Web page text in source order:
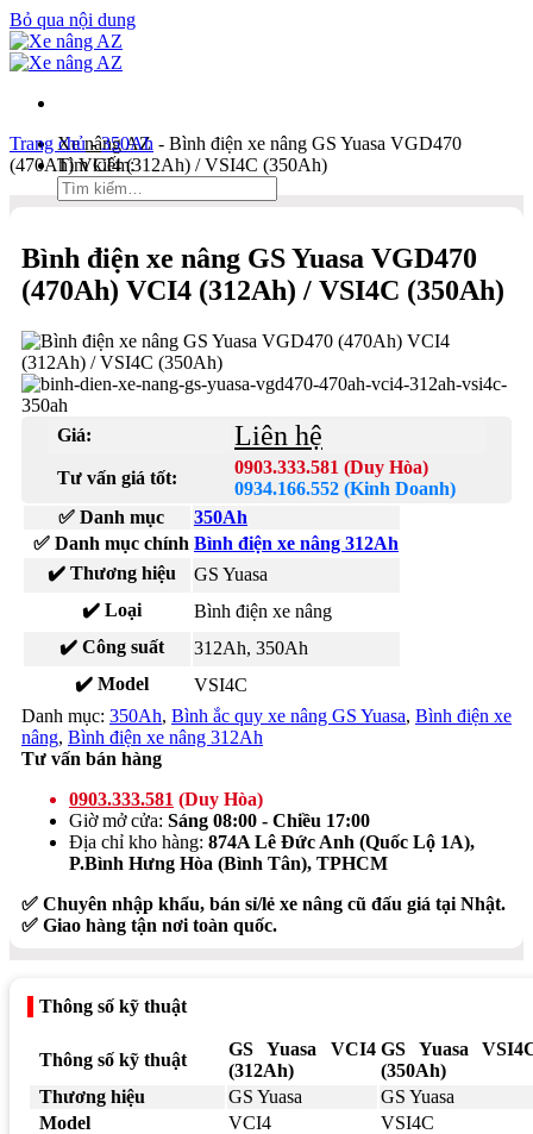
Bỏ qua nội dung
Xe nâng AZ
Tìm kiếm:
Duy Hòa
0903 333 581
Kinh Doanh
Bản đồ
Liên hệ
Tìm kiếm:
Trang chủ-350Ah - Bình điện xe nâng GS Yuasa VGD470
(470Ah) VCI4 (312Ah) / VSI4C (350Ah)
Bình điện xe nâng GS Yuasa VGD470
(470Ah) VCI4 (312Ah) / VSI4C (350Ah)
Giá: Liên hệ
Tư vấn giá tốt:
0903.333.581 (Duy Hòa)
0934.166.552 (Kinh Doanh)
✅ Danh mục
350Ah
✅ Danh mục chính Bình điện xe nâng 312Ah
✔️ Thương hiệu
GS Yuasa
✔️ Loại
Bình điện xe nâng
✔️ Công suất
312Ah, 350Ah
✔️ Model
VSI4C
Danh mục: 350Ah, Bình ắc quy xe nâng GS Yuasa, Bình điện xe
nâng, Bình điện xe nâng 312Ah
Tư vấn bán hàng
0903.333.581 (Duy Hòa)
Giờ mở cửa: Sáng 08:00 - Chiều 17:00
Địa chỉ kho hàng: 874A Lê Đức Anh (Quốc Lộ 1A),
P.Bình Hưng Hòa (Bình Tân), TPHCM
✅ Chuyên nhập khẩu, bán sỉ/lẻ xe nâng cũ đấu giá tại Nhật.
✅ Giao hàng tận nơi toàn quốc.
Thông số kỹ thuật
Thông số kỹ thuật
GS Yuasa VCI4
(312Ah)
GS Yuasa
(350Ah)
Thương hiệu
GS Yuasa
GS Yuasa
Model
VCI4
VSI4C